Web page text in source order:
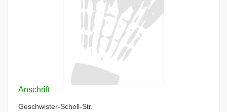
Anschrift
Geschwister-Scholl-Str.